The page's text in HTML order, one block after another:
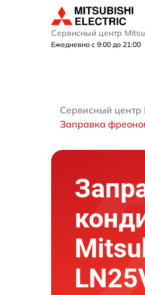
Сервисный центр
Ежедневно с 9:00 до 21:00
Сервисный центр
Заправка